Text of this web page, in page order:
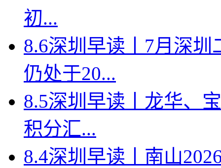
初...
8.6深圳早读丨7月深
仍处于20...
8.5深圳早读丨龙华、
积分汇...
8.4深圳早读丨南山